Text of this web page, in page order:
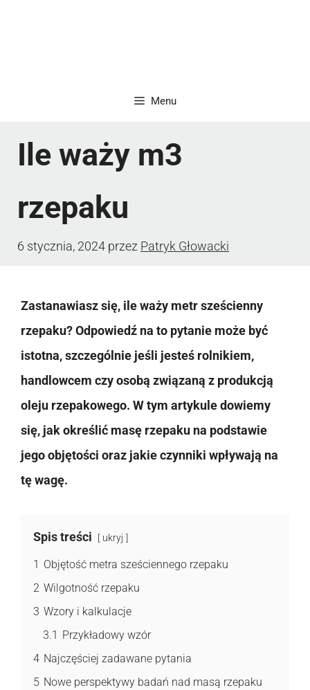
Menu
Ile waży m3
rzepaku
6 stycznia, 2024 przez Patryk Głowacki
Zastanawiasz się, ile waży metr sześcienny
rzepaku? Odpowiedź na to pytanie może być
istotna, szczególnie jeśli jesteś rolnikiem,
handlowcem czy osobą związaną z produkcją
oleju rzepakowego. W tym artykule dowiemy
się, jak określić masę rzepaku na podstawie
jego objętości oraz jakie czynniki wpływają na
tę wagę.
Spis treści ukryj
1 Objętość metra sześciennego rzepaku
2 Wilgotność rzepaku
3 Wzory i kalkulacje
3.1 Przykładowy wzór
4 Najczęściej zadawane pytania
5 Nowe perspektywy badań nad masą rzepaku